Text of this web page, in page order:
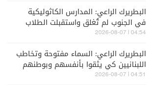
البطريرك الراعي: المدارس الكاثوليكية
في الجنوب لم تُغلق واستقبلت الطلاب
وتُعالج حاليا وضع الأقساط ونحن مع أهل
04:54 | 2026-08-07
البطريرك الراعي: السماء مفتوحة وتخاطب
اللبنانيين كي يثقوا بأنفسهم وبوطنهم
وبدولتهم
04:51 | 2026-08-07